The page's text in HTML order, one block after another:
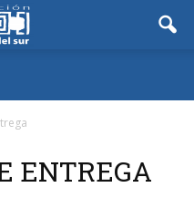
ENTREGA